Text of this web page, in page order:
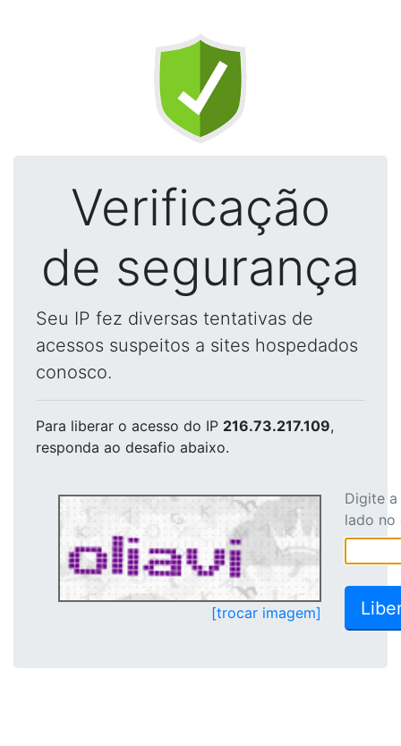
Verificação
de segurança
Seu IP fez diversas tentativas de
acessos suspeitos a sites hospedados
conosco.
Para liberar o acesso do IP 216.73.217.109,
responda ao desafio abaixo.
[trocar imagem]
Digite
lado no